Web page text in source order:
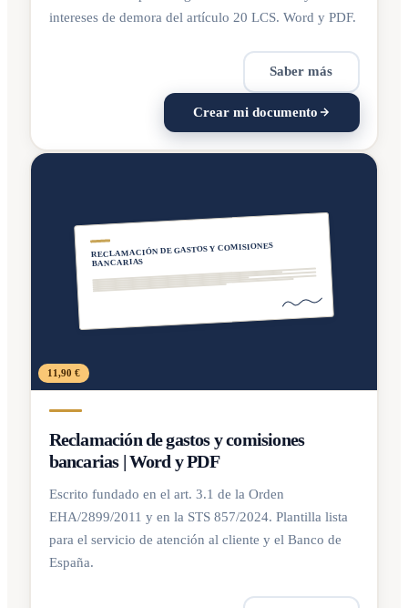
intereses de demora del artículo 20 LCS. Word y PDF.
Saber más
Crear mi documento
RECLAMACIÓN DE GASTOS Y COMISIONES
BANCARIAS
11,90 €
Reclamación de gastos y comisiones
bancarias | Word y PDF
Escrito fundado en el art. 3.1 de la Orden
EHA/2899/2011 y en la STS 857/2024. Plantilla lista
para el servicio de atención al cliente y el Banco de
España.